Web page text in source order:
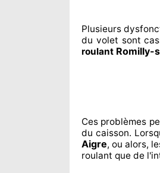
Plusieurs
du volet sont
roulant Romilly-
Ces problèmes
du caisson.
Aigre, ou alors,
roulant que de